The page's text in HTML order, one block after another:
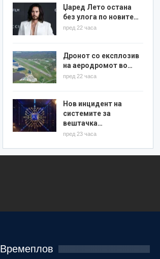
Џаред Лето остана
без улога по новите…
пред 22 часа
Дронот со експлозив
на аеродромот во…
пред 22 часа
Нов инцидент на
системите за
вештачка…
пред 23 часа
Времеплов